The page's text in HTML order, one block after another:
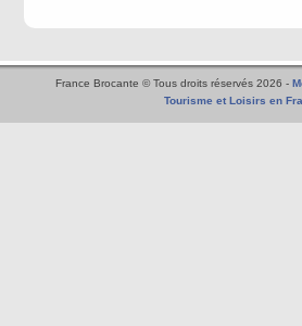
France Brocante © Tous droits réservés 2026 -
Tourisme et Loisirs en